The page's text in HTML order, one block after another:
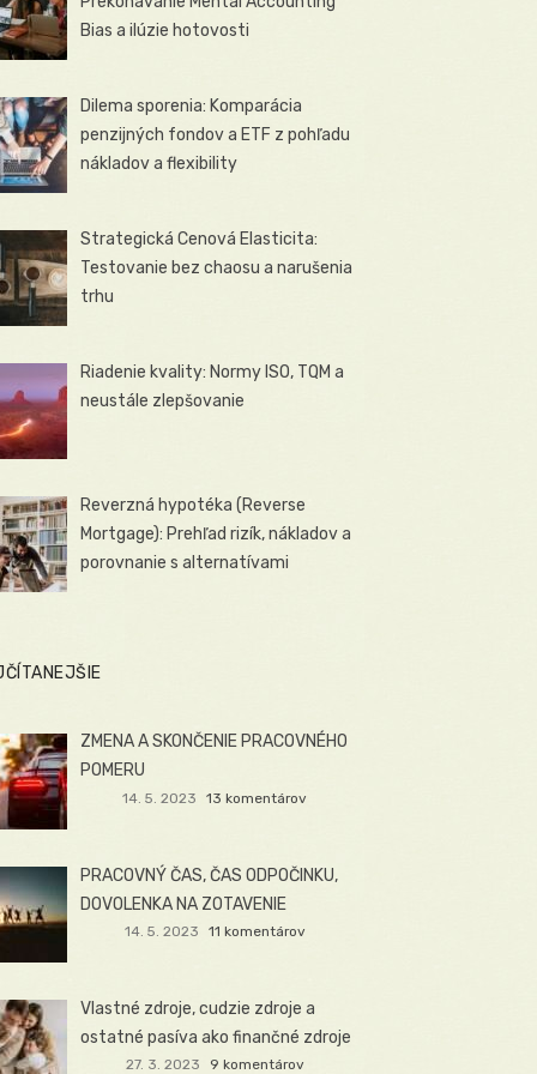
Bias a ilúzie hotovosti
Dilema sporenia: Komparácia
penzijných fondov a ETF z pohľadu
nákladov a flexibility
Strategická Cenová Elasticita:
Testovanie bez chaosu a narušenia
trhu
Riadenie kvality: Normy ISO, TQM a
neustále zlepšovanie
Reverzná hypotéka (Reverse
Mortgage): Prehľad rizík, nákladov a
porovnanie s alternatívami
ZMENA A SKONČENIE PRACOVNÉHO
POMERU
14. 5. 2023 13 komentárov
PRACOVNÝ ČAS, ČAS ODPOČINKU,
DOVOLENKA NA ZOTAVENIE
14. 5. 2023 11 komentárov
Vlastné zdroje, cudzie zdroje a
ostatné pasíva ako finančné zdroje
27. 3. 2023 9 komentárov